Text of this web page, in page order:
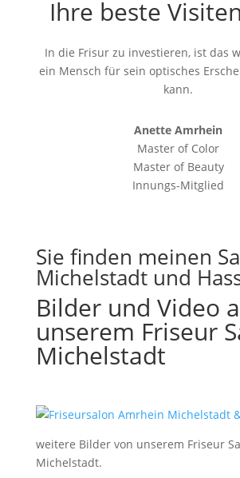
Ihre beste
In die Frisur zu investieren, ist das
ein Mensch für sein optisches
kann.
Anette Amrhein
Master of Color
Master of Beauty
Innungs-Mitglied
Sie finden meinen
Michelstadt und
Bilder und Video
unserem Friseur
Michelstadt
weitere Bilder von unserem Friseur
Michelstadt.